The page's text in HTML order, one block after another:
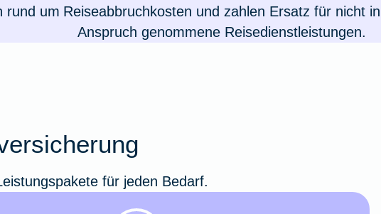
rund um Reiseabbruchkosten und zahlen Ersatz für nicht in
Anspruch genommene Reisedienstleistungen.
für jeden Bedarf.